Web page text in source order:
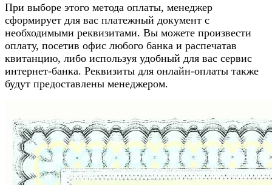
При выборе этого метода оплаты, менеджер
сформирует для вас платежный документ с
необходимыми реквизитами. Вы можете произвести
оплату, посетив офис любого банка и распечатав
квитанцию, либо используя удобный для вас сервис
интернет-банка. Реквизиты для онлайн-оплаты также
будут предоставлены менеджером.